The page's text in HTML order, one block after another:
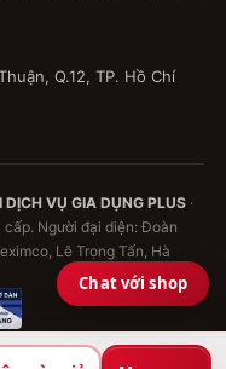
Q.12, TP. Hồ Chí
VỤ GIA DỤNG PLUS ·
Người đại diện: Đoàn
Lê Trọng Tấn, Hà
ZALOPAY COD
Chat với shop